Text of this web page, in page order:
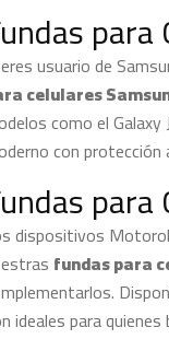
para
usuario de
celulares
como el
con protección
dispositivos
fundas para
ideales para